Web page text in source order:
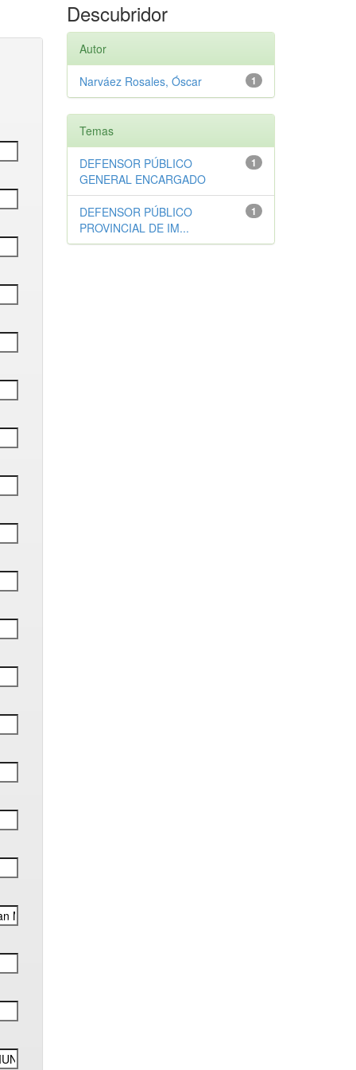
Descubridor
Autor
1
Narváez Rosales, Óscar
Temas
1
DEFENSOR PÚBLICO
GENERAL ENCARGADO
1
DEFENSOR PÚBLICO
PROVINCIAL DE IM...